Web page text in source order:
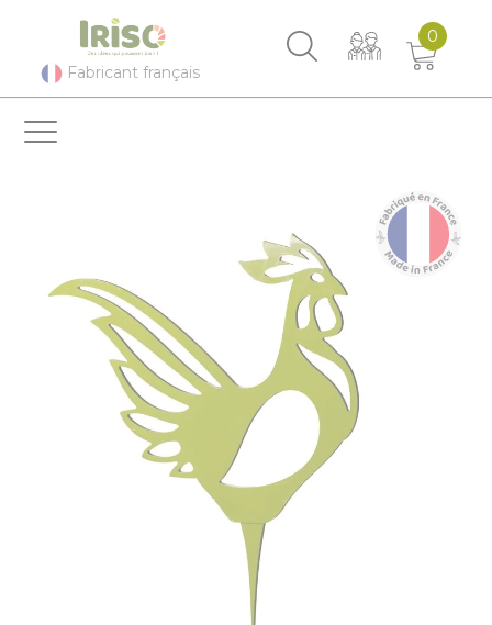
Fabricant français
0
Panneau de gestion des cookies